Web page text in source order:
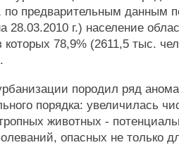
по предварительным данным
28.03.2010 г.) население
78,9% (2611,5 тыс.
породил ряд
порядка: увеличилась
животных -
опасных не только